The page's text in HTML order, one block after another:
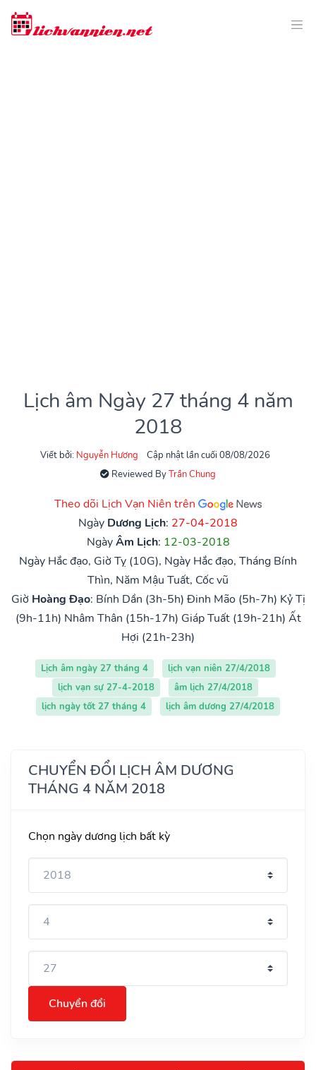
Lịch âm Ngày 27 tháng 4 năm
2018
Viết bởi: Nguyễn Hương
Cập nhật lần cuối 08/08/2026
Reviewed ByTrần Chung
Theo dõi Lịch Vạn Niên trên
Ngày Dương Lịch: 27-04-2018
NgàyÂm Lịch: 12-03-2018
Ngày Hắc đạo, Giờ Tỵ (10G), Ngày Hắc đạo, Tháng Bính
Thìn, Năm Mậu Tuất, Cốc vũ
Giờ Hoàng Đạo: Bính Dần (3h-5h) Đinh Mão (5h-7h) Kỷ Tị
(9h-11h) Nhâm Thân (15h-17h) Giáp Tuất (19h-21h) Ất
Hợi (21h-23h)
Lịch âm ngày 27 tháng 4
lịch vạn niên 27/4/2018
lịch vạn sự 27-4-2018
âm lịch 27/4/2018
lịch ngày tốt 27 tháng 4
lịch âm dương 27/4/2018
CHUYỂN ĐỔI LỊCH ÂM DƯƠNG
THÁNG 4 NĂM 2018
Chọn ngày dương lịch bất kỳ
Chuyển đổi